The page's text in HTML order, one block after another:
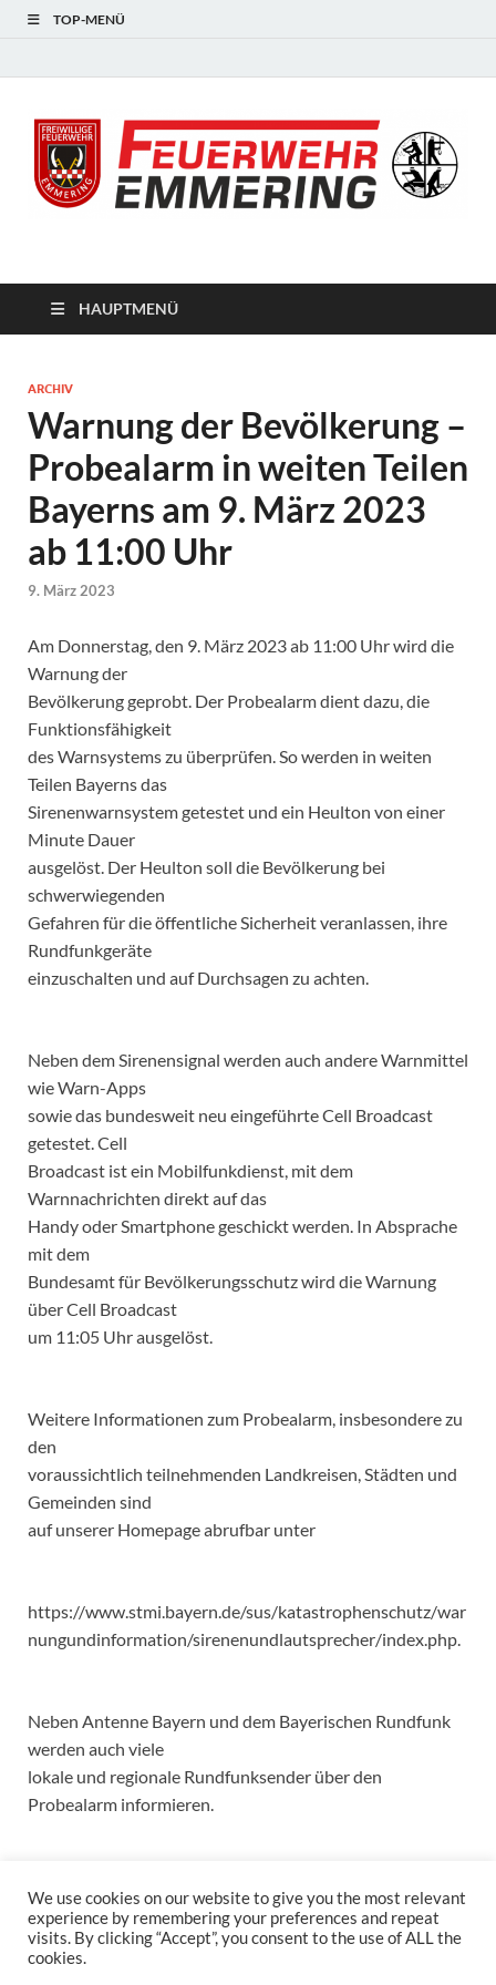
TOP-MENÜ
HAUPTMENÜ
ARCHIV
Warnung der Bevölkerung –
Probealarm in weiten Teilen
Bayerns am 9. März 2023
ab 11:00 Uhr
9. März 2023
Am Donnerstag, den 9. März 2023 ab 11:00 Uhr wird die
Warnung der
Bevölkerung geprobt. Der Probealarm dient dazu, die
Funktionsfähigkeit
des Warnsystems zu überprüfen. So werden in weiten
Teilen Bayerns das
Sirenenwarnsystem getestet und ein Heulton von einer
Minute Dauer
ausgelöst. Der Heulton soll die Bevölkerung bei
schwerwiegenden
Gefahren für die öffentliche Sicherheit veranlassen, ihre
Rundfunkgeräte
einzuschalten und auf Durchsagen zu achten.
Neben dem Sirenensignal werden auch andere Warnmittel
wie Warn-Apps
sowie das bundesweit neu eingeführte Cell Broadcast
getestet. Cell
Broadcast ist ein Mobilfunkdienst, mit dem
Warnnachrichten direkt auf das
Handy oder Smartphone geschickt werden. In Absprache
mit dem
Bundesamt für Bevölkerungsschutz wird die Warnung
über Cell Broadcast
um 11:05 Uhr ausgelöst.
Weitere Informationen zum Probealarm, insbesondere zu
den
voraussichtlich teilnehmenden Landkreisen, Städten und
Gemeinden sind
auf unserer Homepage abrufbar unter
https://www.stmi.bayern.de/sus/katastrophenschutz/war
nungundinformation/sirenenundlautsprecher/index.php.
Neben Antenne Bayern und dem Bayerischen Rundfunk
werden auch viele
lokale und regionale Rundfunksender über den
Probealarm informieren.
We use cookies on our website to give you the most relevant
experience by remembering your preferences and repeat
visits. By clicking “Accept”, you consent to the use of ALL the
cookies.